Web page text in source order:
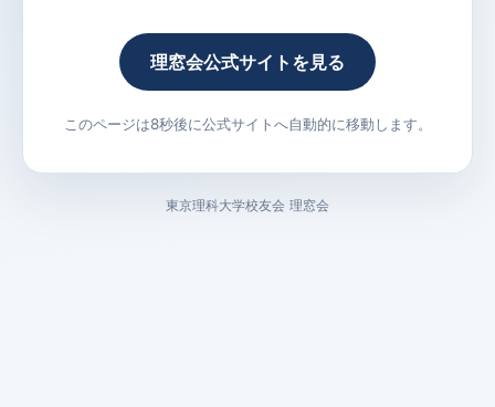
理窓会公式サイトを見る
このページは8秒後に公式サイトへ自動的に移動します。
東京理科大学校友会 理窓会